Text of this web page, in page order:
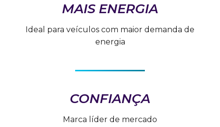
MAIS ENERGIA
Ideal para veículos com maior demanda de
energia
CONFIANÇA
Marca líder de mercado